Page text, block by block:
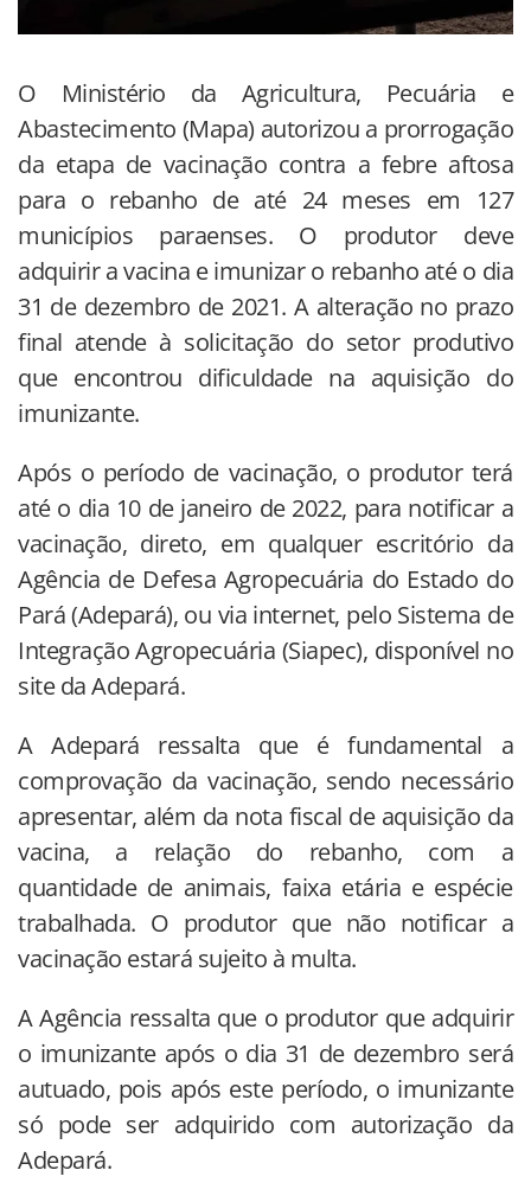
O Ministério da Agricultura, Pecuária e
Abastecimento (Mapa) autorizou a prorrogação
da etapa de vacinação contra a febre aftosa
para o rebanho de até 24 meses em 127
municípios paraenses. O produtor deve
adquirir a vacina e imunizar o rebanho até o dia
31 de dezembro de 2021. A alteração no prazo
final atende à solicitação do setor produtivo
que encontrou dificuldade na aquisição do
imunizante.
Após o período de vacinação, o produtor terá
até o dia 10 de janeiro de 2022, para notificar a
vacinação, direto, em qualquer escritório da
Agência de Defesa Agropecuária do Estado do
Pará (Adepará), ou via internet, pelo Sistema de
Integração Agropecuária (Siapec), disponível no
site da Adepará.
A Adepará ressalta que é fundamental a
comprovação da vacinação, sendo necessário
apresentar, além da nota fiscal de aquisição da
vacina, a relação do rebanho, com a
quantidade de animais, faixa etária e espécie
trabalhada. O produtor que não notificar a
vacinação estará sujeito à multa.
A Agência ressalta que o produtor que adquirir
o imunizante após o dia 31 de dezembro será
autuado, pois após este período, o imunizante
só pode ser adquirido com autorização da
Adepará.